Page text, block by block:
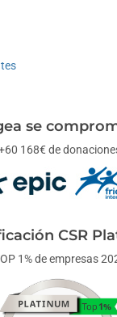
se
168€ de
CSR
1% de empresas